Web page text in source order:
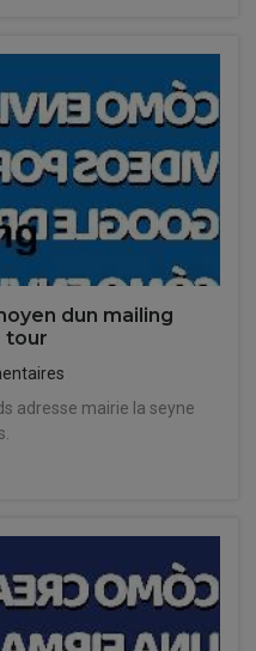
dun mailing
tour
adresse mairie la seyne